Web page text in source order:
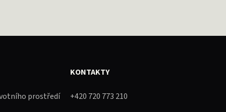
prostředí
KONTAKTY
+420 720 773 210